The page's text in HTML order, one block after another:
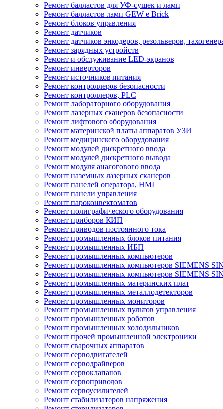
Ремонт балластов для УФ-сушек и ламп
Ремонт балластов ламп GEW e Brick
Ремонт блоков управления
Ремонт датчиков
Ремонт датчиков энкодеров, резольверов,
Ремонт зарядных устройств
Ремонт и обслуживание LED-экранов
Ремонт инверторов
Ремонт источников питания
Ремонт контроллеров безопасности
Ремонт контроллеров, PLC
Ремонт лабораторного оборудования
Ремонт лазерных сканеров безопасности
Ремонт лифтового оборудования
Ремонт материнской платы аппаратов УЗИ
Ремонт медицинского оборудования
Ремонт модулей дискретного ввода
Ремонт модулей дискретного вывода
Ремонт модуля аналогового ввода
Ремонт наземных лазерных сканеров
Ремонт панелей оператора, HMI
Ремонт панели управления
Ремонт пароконвектоматов
Ремонт полиграфического оборудования
Ремонт приборов КИП
Ремонт приводов постоянного тока
Ремонт промышленных блоков питания
Ремонт промышленных ИБП
Ремонт промышленных компьютеров
Ремонт промышленных компьютеров SIEMENS
Ремонт промышленных компьютеров SIEMENS
Ремонт промышленных материнских плат
Ремонт промышленных металлодетекторов
Ремонт промышленных мониторов
Ремонт промышленных пультов управления
Ремонт промышленных роботов
Ремонт промышленных холодильников
Ремонт прочей промышленной электроники
Ремонт сварочных аппаратов
Ремонт серводвигателей
Ремонт серводрайверов
Ремонт сервоклапанов
Ремонт сервоприводов
Ремонт сервоусилителей
Ремонт стабилизаторов напряжения